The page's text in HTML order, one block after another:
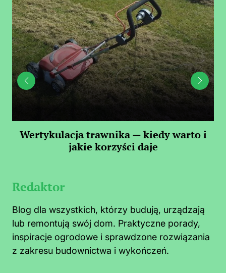
Wertykulacja trawnika — kiedy warto i
jakie korzyści daje
Redaktor
Blog dla wszystkich, którzy budują, urządzają
lub remontują swój dom. Praktyczne porady,
inspiracje ogrodowe i sprawdzone rozwiązania
z zakresu budownictwa i wykończeń.